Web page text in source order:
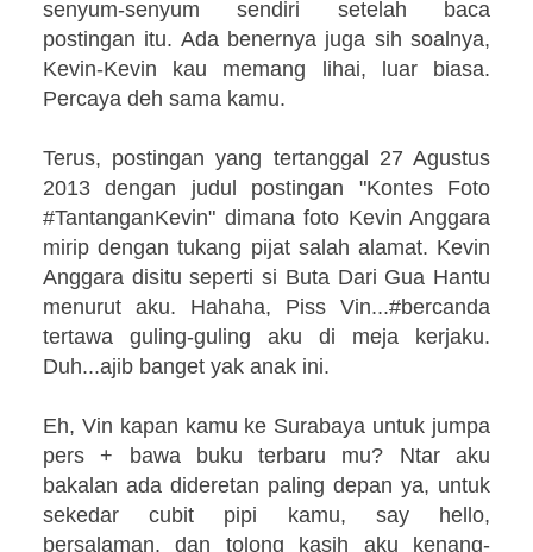
senyum-senyum sendiri setelah baca
postingan itu. Ada benernya juga sih soalnya,
Kevin-Kevin kau memang lihai, luar biasa.
Percaya deh sama kamu.
Terus, postingan yang tertanggal 27 Agustus
2013 dengan judul postingan "Kontes Foto
#TantanganKevin" dimana foto Kevin Anggara
mirip dengan tukang pijat salah alamat. Kevin
Anggara disitu seperti si Buta Dari Gua Hantu
menurut aku. Hahaha, Piss Vin...#bercanda
tertawa guling-guling aku di meja kerjaku.
Duh...ajib banget yak anak ini.
Eh, Vin kapan kamu ke Surabaya untuk jumpa
pers + bawa buku terbaru mu? Ntar aku
bakalan ada dideretan paling depan ya, untuk
sekedar cubit pipi kamu, say hello,
bersalaman, dan tolong kasih aku kenang-